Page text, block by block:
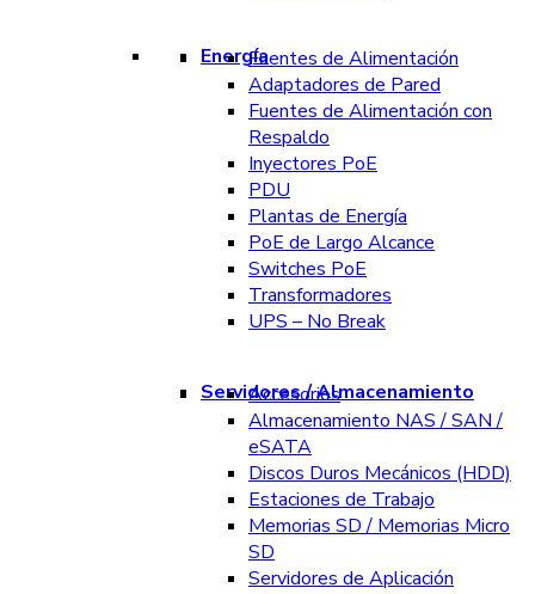
EnergíaFuentes de Alimentación
Adaptadores de Pared
Fuentes de Alimentación con
Respaldo
Inyectores PoE
PDU
Plantas de Energía
PoE de Largo Alcance
Switches PoE
Transformadores
UPS – No Break
Servidores / Almacenamiento
Accesorios
Almacenamiento NAS / SAN /
eSATA
Discos Duros Mecánicos (HDD)
Estaciones de Trabajo
Memorias SD / Memorias Micro
SD
Servidores de Aplicación